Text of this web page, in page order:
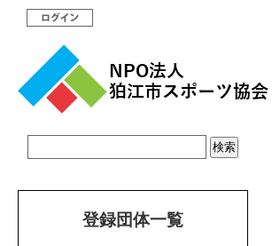
登録団体一覧